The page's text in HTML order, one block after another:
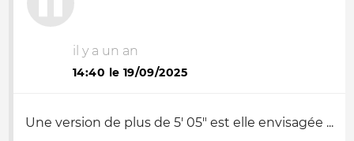
il y a un an
14:40 le 19/09/2025
Une version de plus de 5' 05" est elle envisagée ...